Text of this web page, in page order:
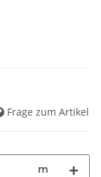
Frage zum Artikel
m